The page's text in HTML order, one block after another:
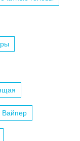
Вайпер